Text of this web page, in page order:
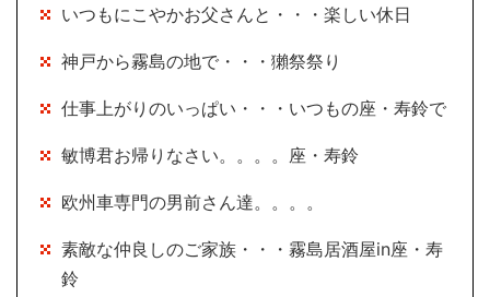
いつもにこやかお父さんと・・・楽しい休日
神戸から霧島の地で・・・獺祭祭り
仕事上がりのいっぱい・・・いつもの座・寿鈴で
敏博君お帰りなさい。。。。座・寿鈴
欧州車専門の男前さん達。。。。
素敵な仲良しのご家族・・・霧島居酒屋in座・寿
鈴